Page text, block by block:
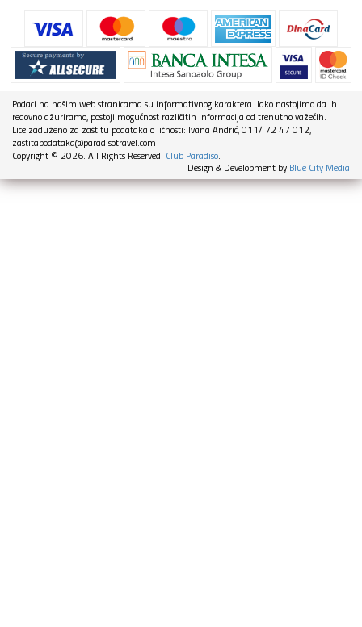
Podaci na našim web stranicama su informativnog karaktera. Iako nastojimo da ih
redovno ažuriramo, postoji mogućnost različitih informacija od trenutno važećih.
Lice zaduženo za zaštitu podataka o ličnosti: Ivana Andrić, 011/ 72 47 012,
zastitapodataka@paradisotravel.com
Copyright © 2026. All Rights Reserved. Club Paradiso.
Design & Development by Blue City Media